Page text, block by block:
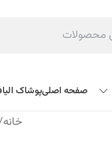
صفحه اصلیپوشاک
خانه